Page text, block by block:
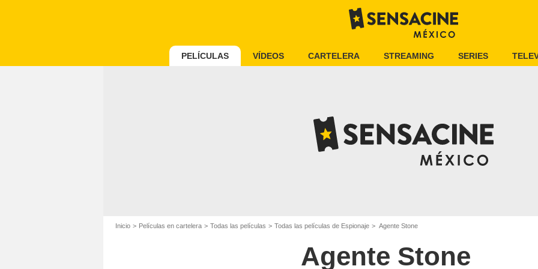
PELÍCULAS VÍDEOS CARTELERA STREAMING SERIES
Inicio Películas en cartelera Todas las películas Todas las películas de Espionaje Agente Stone
Agente Stone